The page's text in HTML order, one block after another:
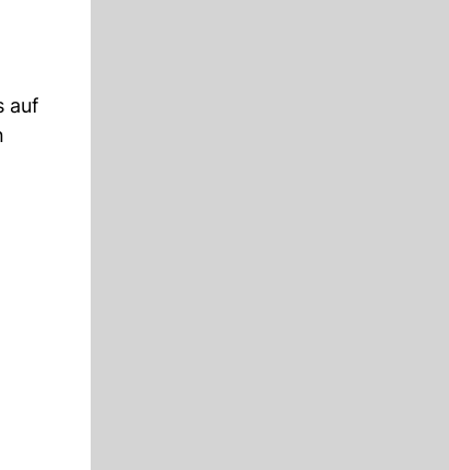
auf